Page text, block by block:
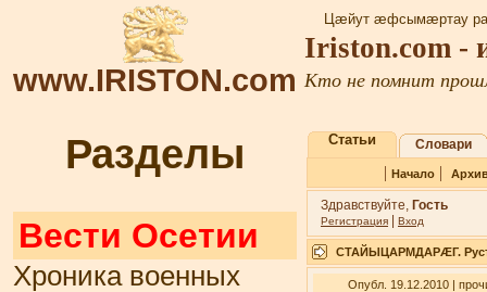
www.IRISTON.com
Цæйут æфсымæртау
Iriston.com -
Кто не помнит
Разделы
Вести Осетии
Хроника военных
Статьи Словари
| Начало |
Здравствуйте, Гость
Регистрация Вход
СТАЙЫЦАРМДАРÆГ.
Опубл. 19.12.2010 |